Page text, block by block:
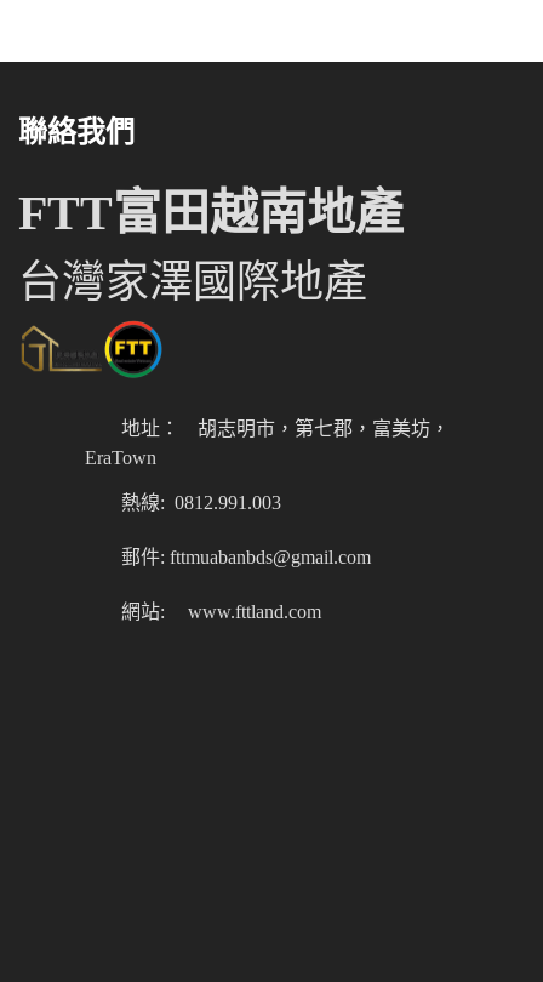
聯絡我們
FTT富田越南地產
台灣家澤國際地產
地址：
胡志明市，第七郡，富美坊，
EraTown
熱線: 0812.991.003
郵件: fttmuabanbds@gmail.com
網站: www.fttland.com